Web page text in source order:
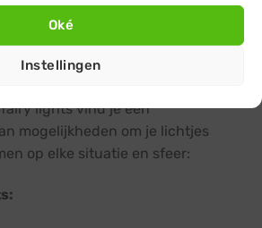
Oké
Instellingen
feestgelegendheden.
aan fairy lights voor buiten
lights vind je een
mogelijkheden om je lichtjes
op elke situatie en sfeer: